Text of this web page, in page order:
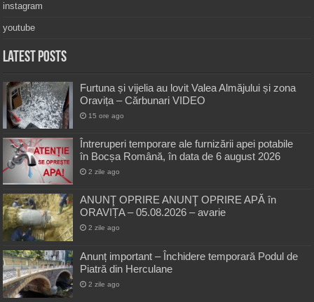
instagram
youtube
Latest Posts
Furtuna și vijelia au lovit Valea Almăjului și zona
Oravița – Cărbunari VIDEO
15 ore ago
Întreruperi temporare ale furnizării apei potabile
în Bocșa Română, în data de 6 august 2026
2 zile ago
ANUNŢ OPRIRE ANUNŢ OPRIRE APĂ în
ORAVIȚA – 05.08.2026 – avarie
2 zile ago
Anunț important – Închidere temporară Podul de
Piatră din Herculane
2 zile ago